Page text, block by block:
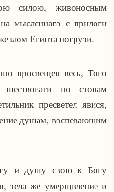
силою, живоносным
мысленнаго с прилоги
Египта погрузи.
просвещен весь, Того
шествовати по стопам
пресветел явися,
душам, воспевающим
и душу свою к Богу
тела же умерщвление и